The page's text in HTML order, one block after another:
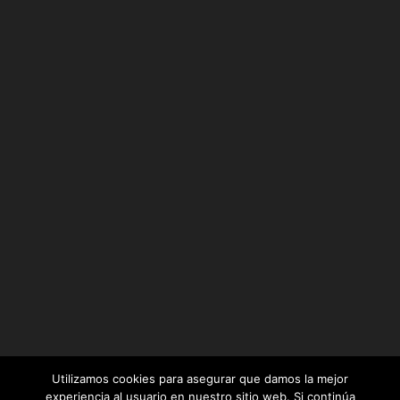
Utilizamos cookies para asegurar que damos la mejor
experiencia al usuario en nuestro sitio web. Si continúa